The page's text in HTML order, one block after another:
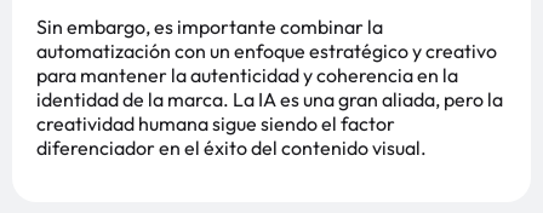
Sin embargo, es importante combinar la
automatización con un enfoque estratégico y creativo
para mantener la autenticidad y coherencia en la
identidad de la marca. La IA es una gran aliada, pero la
creatividad humana sigue siendo el factor
diferenciador en el éxito del contenido visual.